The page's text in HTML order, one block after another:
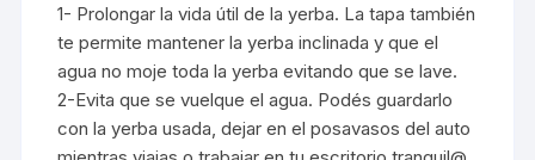
1- Prolongar la vida útil de la yerba. La tapa también
te permite mantener la yerba inclinada y que el
agua no moje toda la yerba evitando que se lave.
2-Evita que se vuelque el agua. Podés guardarlo
con la yerba usada, dejar en el posavasos del auto